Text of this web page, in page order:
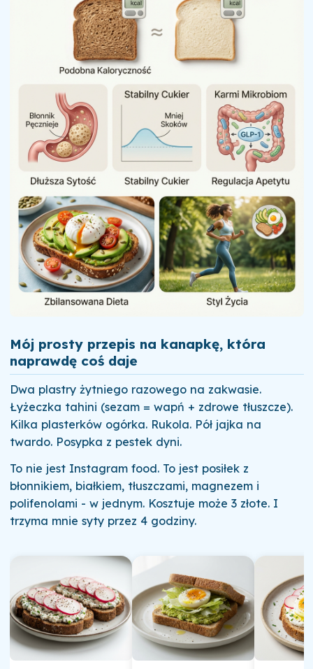
Mój prosty przepis na kanapkę, która
naprawdę coś daje
Dwa plastry żytniego razowego na zakwasie.
Łyżeczka tahini (sezam = wapń + zdrowe tłuszcze).
Kilka plasterków ogórka. Rukola. Pół jajka na
twardo. Posypka z pestek dyni.
To nie jest Instagram food. To jest posiłek z
błonnikiem, białkiem, tłuszczami, magnezem i
polifenolami - w jednym. Kosztuje może 3 złote. I
trzyma mnie syty przez 4 godziny.